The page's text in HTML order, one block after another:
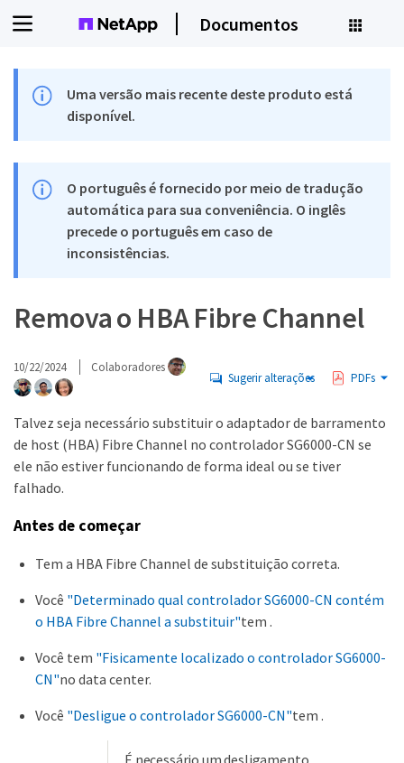
Documentos
Uma versão mais recente deste produto está
disponível.
O português é fornecido por meio de tradução
automática para sua conveniência. O inglês
precede o português em caso de
inconsistências.
Remova o HBA Fibre Channel
10/22/2024 Colaboradores
Sugerir alterações PDFs
Talvez seja necessário substituir o adaptador de barramento
de host (HBA) Fibre Channel no controlador SG6000-CN se
ele não estiver funcionando de forma ideal ou se tiver
falhado.
Antes de começar
Tem a HBA Fibre Channel de substituição correta.
Você "Determinado qual controlador SG6000-CN contém
o HBA Fibre Channel a substituir"tem .
Você tem "Fisicamente localizado o controlador SG6000-
CN"no data center.
Você "Desligue o controlador SG6000-CN"tem .